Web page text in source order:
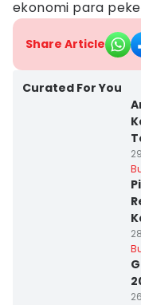
ekonomi para
Share Article
Curated For You